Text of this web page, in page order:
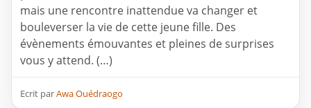
mais une rencontre inattendue va changer et
bouleverser la vie de cette jeune fille. Des
évènements émouvantes et pleines de surprises
vous y attend. (…)
Ecrit parAwa Ouédraogo